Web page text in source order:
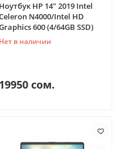
Ноутбук HP 14" 2019 Intel
N4000/Intel HD
600 (4/64GB SSD)
Нет в наличии
19950 сом.